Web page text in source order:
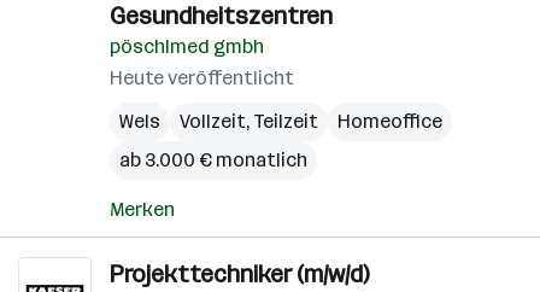
Gesundheitszentren
pöschlmed gmbh
Heute veröffentlicht
Wels
Vollzeit, Teilzeit
Homeoffice
ab 3.000 € monatlich
Merken
Projekttechniker (m/w/d)